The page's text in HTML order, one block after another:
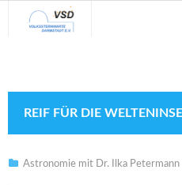
Veranstaltungen
Blog
REIF FÜR DIE
Astronomie mit Dr. Ilka Petermann